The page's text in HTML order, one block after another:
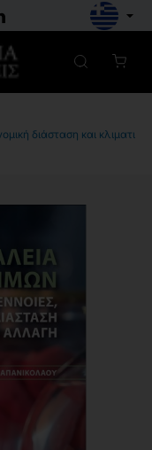
διάσταση και κλιματι